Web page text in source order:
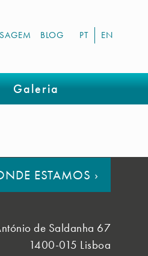
PT EN
BLOG
Galeria
ESTAMOS ›
de Saldanha 67
1400-015 Lisboa